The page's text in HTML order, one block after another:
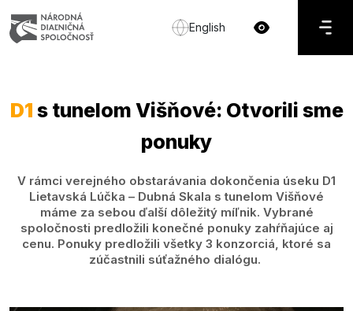
English
D1 s tunelom Višňové: Otvorili sme
ponuky
V rámci verejného obstarávania dokončenia úseku D1
Lietavská Lúčka – Dubná Skala s tunelom Višňové
máme za sebou ďalší dôležitý míľnik. Vybrané
spoločnosti predložili konečné ponuky zahŕňajúce aj
cenu. Ponuky predložili všetky 3 konzorciá, ktoré sa
zúčastnili súťažného dialógu.